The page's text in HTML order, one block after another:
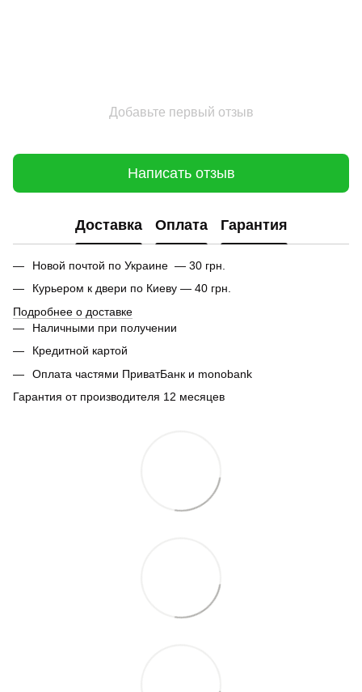
Добавьте первый отзыв
Написать отзыв
Доставка Оплата Гарантия
Новой почтой по Украине — 30 грн.
Курьером к двери по Киеву — 40 грн.
Подробнее о доставке
Наличными при получении
Кредитной картой
Оплата частями ПриватБанк и monobank
Гарантия от производителя 12 месяцев